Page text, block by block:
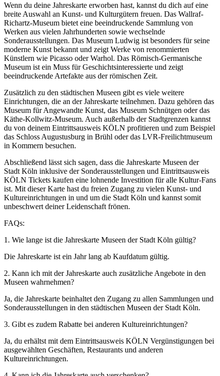
Wenn du deine Jahreskarte erworben hast, kannst du dich auf eine
breite Auswahl an Kunst- und Kulturgütern freuen. Das Wallraf-
Richartz-Museum bietet eine beeindruckende Sammlung von
Werken aus vielen Jahrhunderten sowie wechselnde
Sonderausstellungen. Das Museum Ludwig ist besonders für seine
moderne Kunst bekannt und zeigt Werke von renommierten
Künstlern wie Picasso oder Warhol. Das Römisch-Germanische
Museum ist ein Muss für Geschichtsinteressierte und zeigt
beeindruckende Artefakte aus der römischen Zeit.
Zusätzlich zu den städtischen Museen gibt es viele weitere
Einrichtungen, die an der Jahreskarte teilnehmen. Dazu gehören das
Museum für Angewandte Kunst, das Museum Schnütgen oder das
Käthe-Kollwitz-Museum. Auch außerhalb der Stadtgrenzen kannst
du von deinem Eintrittsausweis KÖLN profitieren und zum Beispiel
das Schloss Augustusburg in Brühl oder das LVR-Freilichtmuseum
in Kommern besuchen.
Abschließend lässt sich sagen, dass die Jahreskarte Museen der
Stadt Köln inklusive der Sonderausstellungen und Eintrittsausweis
KÖLN Tickets kaufen eine lohnende Investition für alle Kultur-Fans
ist. Mit dieser Karte hast du freien Zugang zu vielen Kunst- und
Kultureinrichtungen in und um die Stadt Köln und kannst somit
unbeschwert deiner Leidenschaft frönen.
FAQs:
1. Wie lange ist die Jahreskarte Museen der Stadt Köln gültig?
Die Jahreskarte ist ein Jahr lang ab Kaufdatum gültig.
2. Kann ich mit der Jahreskarte auch zusätzliche Angebote in den
Museen wahrnehmen?
Ja, die Jahreskarte beinhaltet den Zugang zu allen Sammlungen und
Sonderausstellungen in den städtischen Museen der Stadt Köln.
3. Gibt es zudem Rabatte bei anderen Kultureinrichtungen?
Ja, du erhältst mit dem Eintrittsausweis KÖLN Vergünstigungen bei
ausgewählten Geschäften, Restaurants und anderen
Kultureinrichtungen.